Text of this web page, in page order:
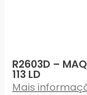
R2603D –
113 LD
Mais